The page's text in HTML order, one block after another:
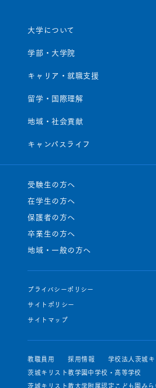
大学について
学部・大学院
キャリア・就職支援
留学・国際理解
地域・社会貢献
キャンパスライフ
受験生の方へ
在学生の方へ
保護者の方へ
卒業生の方へ
地域・一般の方へ
プライバシーポリシー
サイトポリシー
サイトマップ
教職員用 採用情報
学校法人茨城
茨城キリスト教学園中学校・高等学校
茨城キリスト教大学附属認定こども園み